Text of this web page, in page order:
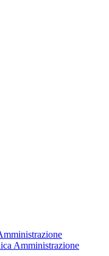
Amministrazione